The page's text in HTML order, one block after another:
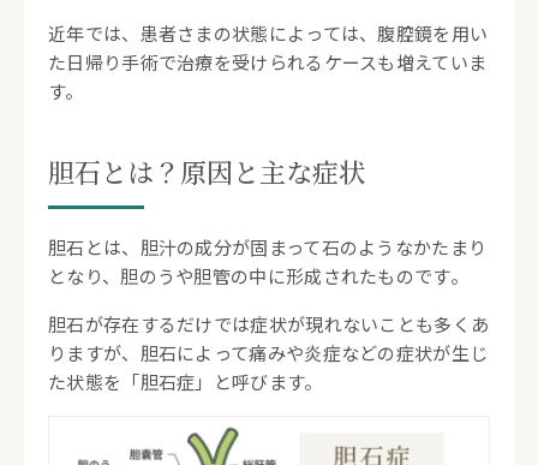
血液検査
5.胆石症の治療方法
無症状の胆石の治療方針
胆管結石の治療
胆石に関するよくある質問
近年では、患者さまの状態によっては、腹腔鏡を用い
た日帰り手術で治療を受けられるケースも増えていま
す。
胆石とは？原因と主な症状
胆石とは、胆汁の成分が固まって石のようなかたまり
となり、胆のうや胆管の中に形成されたものです。
胆石が存在するだけでは症状が現れないことも多くあ
りますが、胆石によって痛みや炎症などの症状が生じ
た状態を「胆石症」と呼びます。